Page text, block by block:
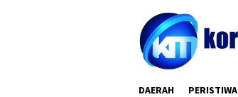
DAERAH PERISTIWA